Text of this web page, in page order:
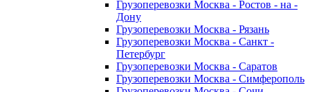
Грузоперевозки Москва - Ростов - на -
Дону
Грузоперевозки Москва - Рязань
Грузоперевозки Москва - Санкт -
Петербург
Грузоперевозки Москва - Саратов
Грузоперевозки Москва - Симферополь